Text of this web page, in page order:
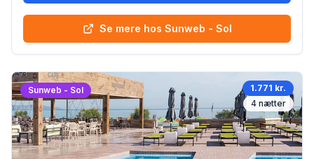
Se mere hos Sunweb - Sol
Sunweb - Sol
1.771 kr.
4 nætter